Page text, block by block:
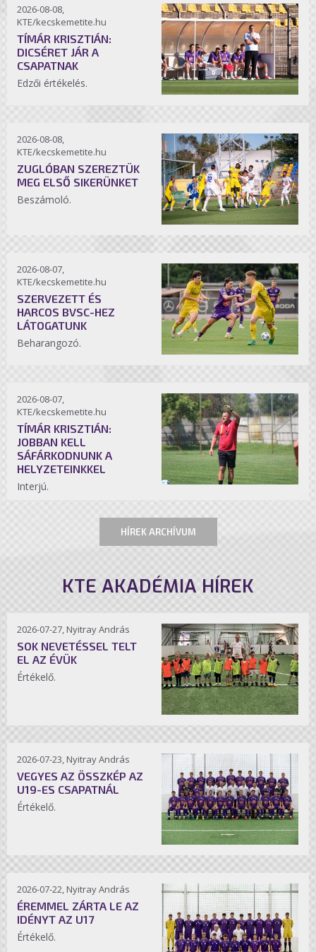
2026-08-08,
KTE/kecskemetite.hu
TÍMÁR KRISZTIÁN:
DICSÉRET JÁR A
CSAPATNAK
Edzői értékelés.
2026-08-08,
KTE/kecskemetite.hu
ZUGLÓBAN SZEREZTÜK
MEG ELSŐ SIKERÜNKET
Beszámoló.
2026-08-07,
KTE/kecskemetite.hu
SZERVEZETT ÉS
HARCOS BVSC-HEZ
LÁTOGATUNK
Beharangozó.
2026-08-07,
KTE/kecskemetite.hu
TÍMÁR KRISZTIÁN:
JOBBAN KELL
SÁFÁRKODNUNK A
HELYZETEINKKEL
Interjú.
HÍREK ARCHÍVUM
KTE AKADÉMIA HÍREK
2026-07-27, Nyitray András
SOK NEVETÉSSEL TELT
EL AZ ÉVÜK
Értékelő.
2026-07-23, Nyitray András
VEGYES AZ ÖSSZKÉP AZ
U19-ES CSAPATNÁL
Értékelő.
2026-07-22, Nyitray András
ÉREMMEL ZÁRTA LE AZ
IDÉNYT AZ U17
Értékelő.